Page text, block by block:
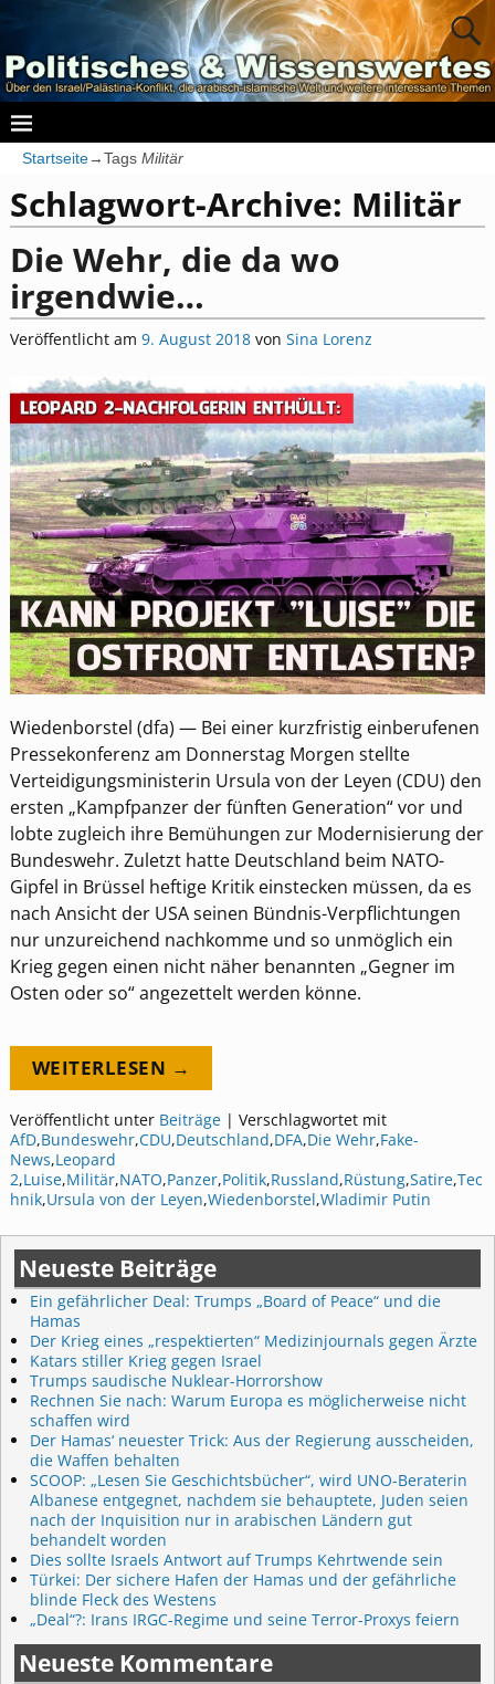
Startseite→Tags Militär
Schlagwort-Archive: Militär
Die Wehr, die da wo
irgendwie…
Veröffentlicht am 9. August 2018 von Sina Lorenz
Wiedenborstel (dfa) — Bei einer kurzfristig einberufenen
Pressekonferenz am Donnerstag Morgen stellte
Verteidigungsministerin Ursula von der Leyen (CDU) den
ersten „Kampfpanzer der fünften Generation“ vor und
lobte zugleich ihre Bemühungen zur Modernisierung der
Bundeswehr. Zuletzt hatte Deutschland beim NATO-
Gipfel in Brüssel heftige Kritik einstecken müssen, da es
nach Ansicht der USA seinen Bündnis-Verpflichtungen
nur unzureichend nachkomme und so unmöglich ein
Krieg gegen einen nicht näher benannten „Gegner im
Osten oder so“ angezettelt werden könne.
WEITERLESEN →
Veröffentlicht unter Beiträge| Verschlagwortet mit
AfD,Bundeswehr,CDU,Deutschland,DFA,Die Wehr,Fake-
News,Leopard
2,Luise,Militär,NATO,Panzer,Politik,Russland,Rüstung,Satire,Tec
hnik,Ursula von der Leyen,Wiedenborstel,Wladimir Putin
Neueste Beiträge
Ein gefährlicher Deal: Trumps „Board of Peace“ und die
Hamas
Der Krieg eines „respektierten“ Medizinjournals gegen Ärzte
Katars stiller Krieg gegen Israel
Trumps saudische Nuklear-Horrorshow
Rechnen Sie nach: Warum Europa es möglicherweise nicht
schaffen wird
Der Hamas‘ neuester Trick: Aus der Regierung ausscheiden,
die Waffen behalten
SCOOP: „Lesen Sie Geschichtsbücher“, wird UNO-Beraterin
Albanese entgegnet, nachdem sie behauptete, Juden seien
nach der Inquisition nur in arabischen Ländern gut
behandelt worden
Dies sollte Israels Antwort auf Trumps Kehrtwende sein
Türkei: Der sichere Hafen der Hamas und der gefährliche
blinde Fleck des Westens
„Deal“?: Irans IRGC-Regime und seine Terror-Proxys feiern
Neueste Kommentare